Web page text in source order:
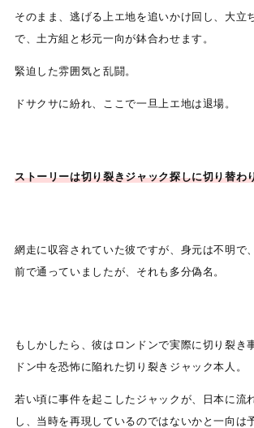
そのまま、逃げる上エ地を追いかけ回し、大立
で、土方組と杉元一向が鉢合わせます。
緊迫した雰囲気と乱闘。
ドサクサに紛れ、ここで一旦上エ地は退場。
ストーリーは切り裂きジャック探しに切り替わ
網走に収容されていた彼ですが、身元は不明で
前で通っていましたが、それも多分偽名。
もしかしたら、彼はロンドンで実際に切り裂き
ドン中を恐怖に陥れた切り裂きジャック本人。
若い頃に事件を起こしたジャックが、日本に流
し、当時を再現しているのではないかと一向は